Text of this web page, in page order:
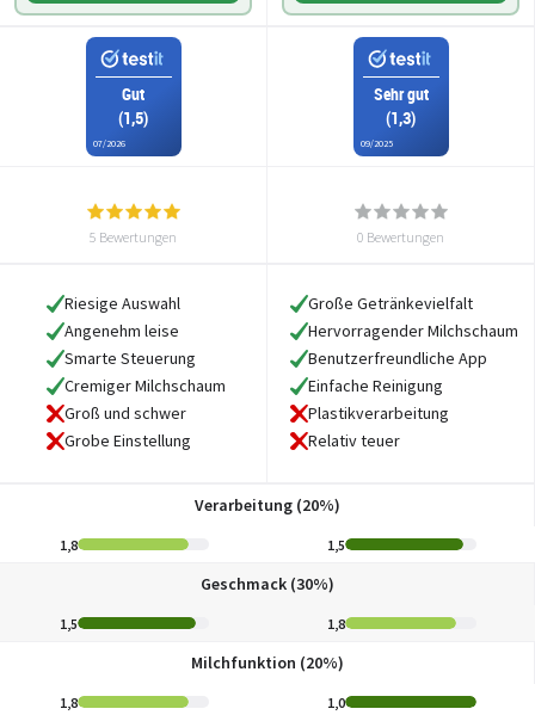
Gut
(1,5)
07/2026
Sehr gut
(1,3)
09/2025
5 Bewertungen 0 Bewertungen
Riesige Auswahl
Angenehm leise
Smarte Steuerung
Cremiger Milchschaum
Groß und schwer
Grobe Einstellung
Große Getränkevielfalt
Hervorragender Milchschaum
Benutzerfreundliche App
Einfache Reinigung
Plastikverarbeitung
Relativ teuer
Verarbeitung (20%)
1,8 1,5
Geschmack (30%)
1,5 1,8
Milchfunktion (20%)
1,8 1,0